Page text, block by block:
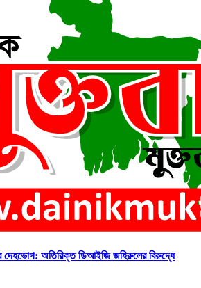
দেহভোগ: অতিরিক্ত ডিআইজি জহিরুলের বিরুদ্ধে